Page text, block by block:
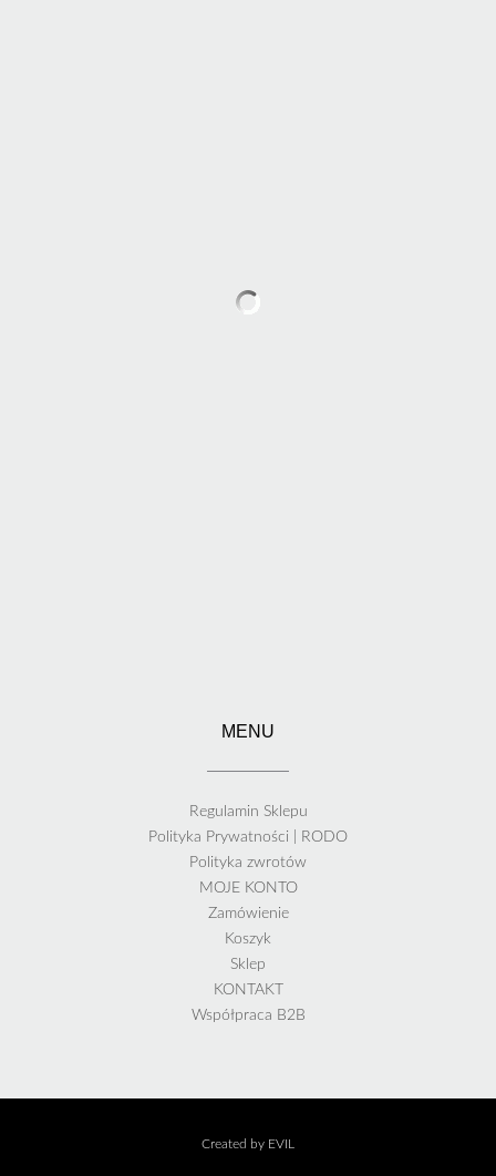
MENU
Regulamin Sklepu
Polityka Prywatności | RODO
Polityka zwrotów
MOJE KONTO
Zamówienie
Koszyk
Sklep
KONTAKT
Współpraca B2B
Created by EVIL